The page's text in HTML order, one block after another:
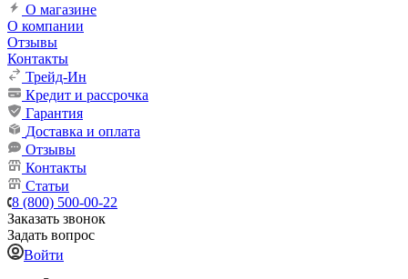
О магазине
О компании
Отзывы
Контакты
Трейд-Ин
Кредит и рассрочка
Гарантия
Доставка и оплата
Отзывы
Контакты
Статьи
8 (800) 500-00-22
Заказать звонок
Задать вопрос
Войти